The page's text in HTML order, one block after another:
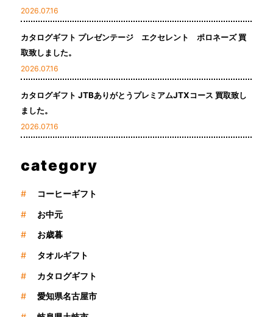
2026.07.16
カタログギフト プレゼンテージ エクセレント ポロネーズ 買
取致しました。
2026.07.16
カタログギフト JTBありがとうプレミアムJTXコース 買取致し
ました。
2026.07.16
category
#
コーヒーギフト
#
お中元
#
お歳暮
#
タオルギフト
#
カタログギフト
#
愛知県名古屋市